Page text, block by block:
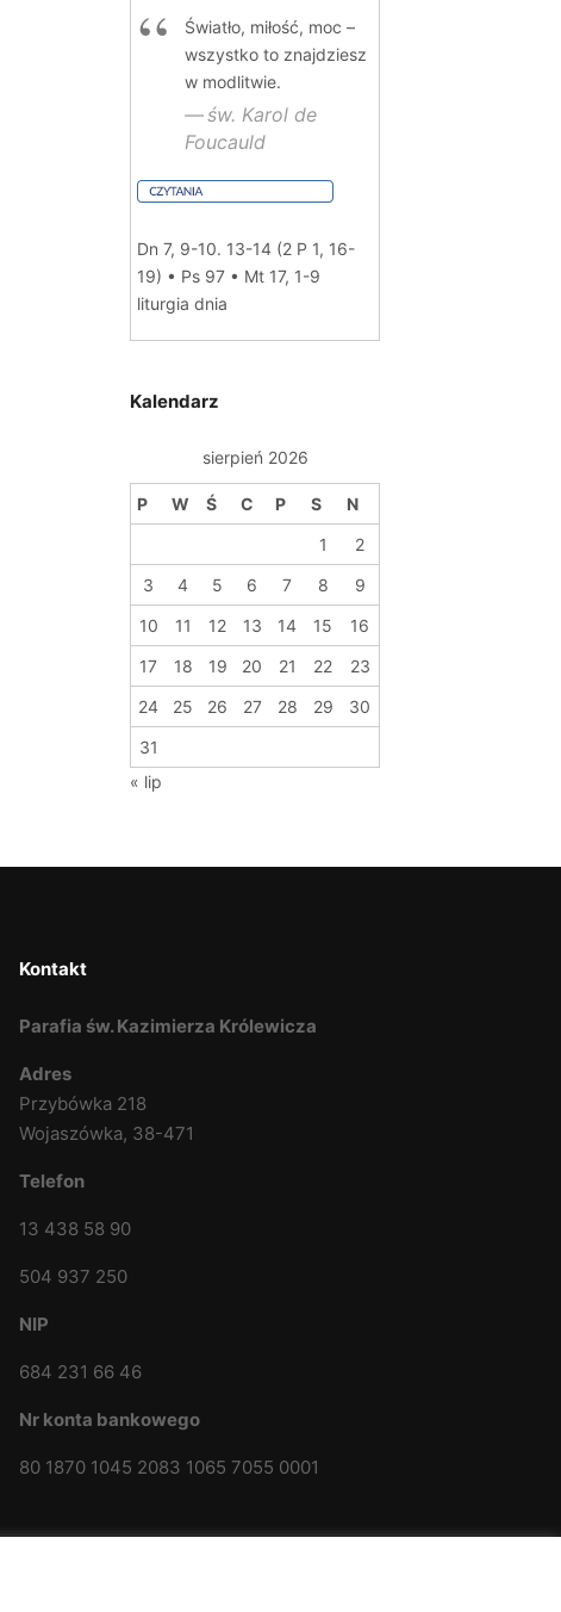
Światło, miłość, moc –
wszystko to znajdziesz
w modlitwie.
św. Karol de
Foucauld
Dn 7, 9-10. 13-14 (2 P 1, 16-
19) • Ps 97 • Mt 17, 1-9
liturgia dnia
Kalendarz
sierpień 2026
P W Ś C P S
N
1
2
3
4 5 6 7 8
9
10
11 12 13 14 15
16
17
18 19 20 21 22
23
24
25 26 27 28 29
30
31
« lip
Kontakt
Parafia św. Kazimierza Królewicza
Adres
Przybówka 218
Wojaszówka, 38-471
Telefon
13 438 58 90
504 937 250
NIP
684 231 66 46
Nr konta bankowego
80 1870 1045 2083 1065 7055 0001